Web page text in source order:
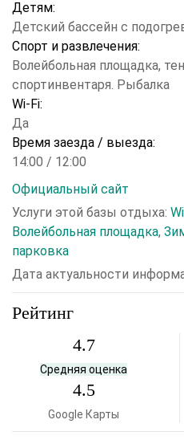
Детям:
Детский бассейн с
Спорт и развлечения:
Волейбольная площадка,
спортинвентаря. Рыбалка
Wi-Fi:
Да
Время заезда / выезда:
14:00 / 12:00
Официальный сайт
Услуги этой базы отдыха:
Волейбольная площадка,
парковка
Дата актуальности
Рейтинг
4.7
Средняя оценка
4.5
Google Карты